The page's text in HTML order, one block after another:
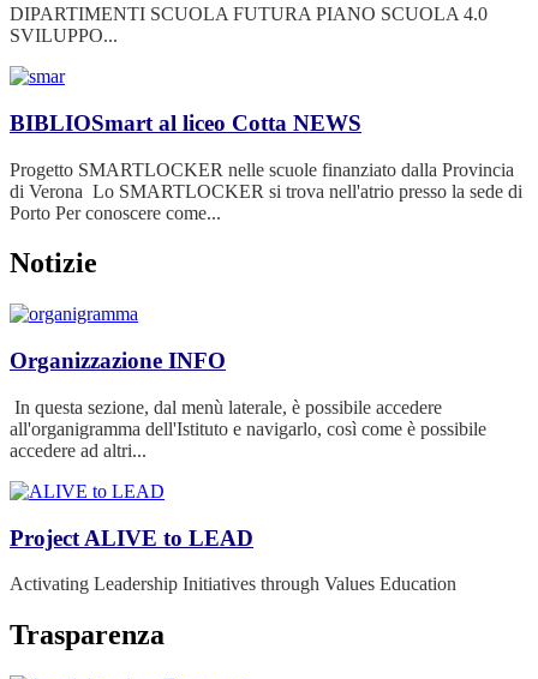
DIPARTIMENTI SCUOLA FUTURA PIANO SCUOLA 4.0
SVILUPPO...
BIBLIOSmart al liceo Cotta NEWS
Progetto SMARTLOCKER nelle scuole finanziato dalla Provincia
di Verona Lo SMARTLOCKER si trova nell'atrio presso la sede di
Porto Per conoscere come...
Notizie
Organizzazione INFO
In questa sezione, dal menù laterale, è possibile accedere
all'organigramma dell'Istituto e navigarlo, così come è possibile
accedere ad altri...
Project ALIVE to LEAD
Activating Leadership Initiatives through Values Education
Trasparenza